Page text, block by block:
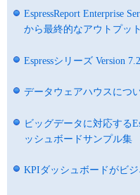
EspressReport Enterprise
から最終的なアウトプッ
Espressシリーズ Version
データウェアハウスにつ
ビッグデータに対応する
ッシュボードサンプル集
KPIダッシュボードがビ